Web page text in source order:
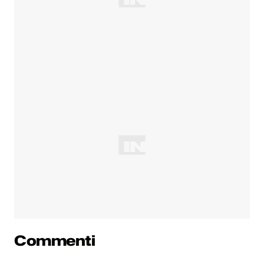
Commenti